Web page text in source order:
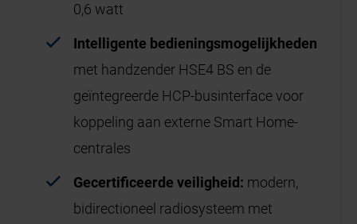
0,6 watt
Intelligente bedieningsmogelijkheden
met handzender HSE4 BS en de
geïntegreerde HCP-businterface voor
koppeling aan externe Smart Home-
centrales
Gecertificeerde veiligheid: modern,
bidirectioneel radiosysteem met